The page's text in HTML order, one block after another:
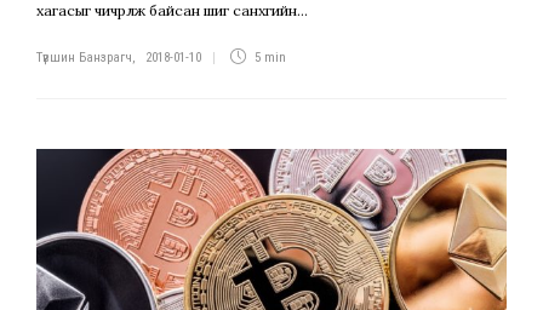
хагасыг чичрүүлж байсан шиг санхүүгийн...
Түвшин Банзрагч, 2018-01-10 5 min